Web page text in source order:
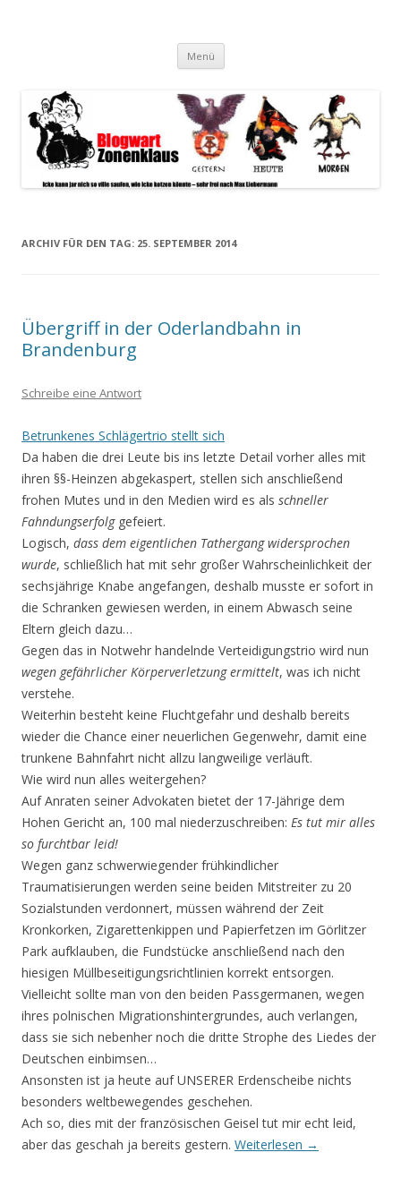
spiegeln im wesentlichen den Gesundheitszustand dieser unserer
Menü Zum
springen
ARCHIV FÜR DEN TAG: 25. SEPTEMBER 2014
Übergriff in der Oderlandbahn in
Brandenburg
Schreibe eine Antwort
Betrunkenes Schlägertrio stellt sich
Da haben die drei Leute bis ins letzte Detail vorher alles mit
ihren §§-Heinzen abgekaspert, stellen sich anschließend
frohen Mutes und in den Medien wird es als schneller
Fahndungserfolggefeiert.
Logisch, dass dem eigentlichen Tathergang widersprochen
wurde, schließlich hat mit sehr großer Wahrscheinlichkeit der
sechsjährige Knabe angefangen, deshalb musste er sofort in
die Schranken gewiesen werden, in einem Abwasch seine
Eltern gleich dazu…
Gegen das in Notwehr handelnde Verteidigungstrio wird nun
wegen gefährlicher Körperverletzung ermittelt, was ich nicht
verstehe.
Weiterhin besteht keine Fluchtgefahr und deshalb bereits
wieder die Chance einer neuerlichen Gegenwehr, damit eine
trunkene Bahnfahrt nicht allzu langweilige verläuft.
Wie wird nun alles weitergehen?
Auf Anraten seiner Advokaten bietet der 17-Jährige dem
Hohen Gericht an, 100 mal niederzuschreiben: Es tut mir alles
so furchtbar leid!
Wegen ganz schwerwiegender frühkindlicher
Traumatisierungen werden seine beiden Mitstreiter zu 20
Sozialstunden verdonnert, müssen während der Zeit
Kronkorken, Zigarettenkippen und Papierfetzen im Görlitzer
Park aufklauben, die Fundstücke anschließend nach den
hiesigen Müllbeseitigungsrichtlinien korrekt entsorgen.
Vielleicht sollte man von den beiden Passgermanen, wegen
ihres polnischen Migrationshintergrundes, auch verlangen,
dass sie sich nebenher noch die dritte Strophe des Liedes der
Deutschen einbimsen…
Ansonsten ist ja heute auf UNSERER Erdenscheibe nichts
besonders weltbewegendes geschehen.
Ach so, dies mit der französischen Geisel tut mir echt leid,
aber das geschah ja bereits gestern. Weiterlesen →